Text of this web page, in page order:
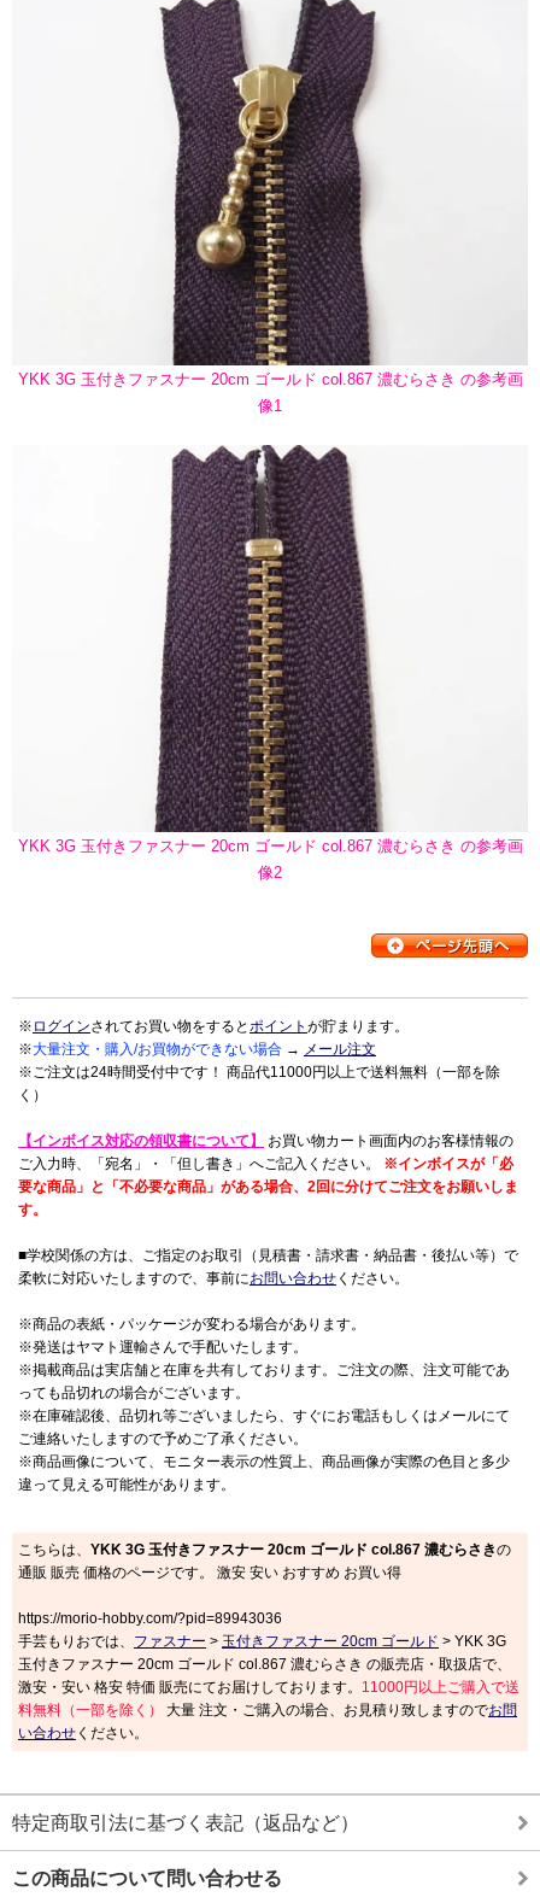
YKK 3G 玉付きファスナー 20cm ゴールド col.867 濃むらさき の参考画
像1
YKK 3G 玉付きファスナー 20cm ゴールド col.867 濃むらさき の参考画
像2
※ ログインされてお買い物をするとポイント が貯まります。
※大量注文・購入/お買物ができない場合 → メール注文
※ご注文は24時間受付中です！ 商品代11000円以上で送料無料（一部を除
く）
【インボイス対応の領収書について】
お買い物カート画面内のお客様情報の
ご入力時、「宛名」・「但し書き」へご記入ください。 ※インボイスが「必
要な商品」と「不必要な商品」がある場合、2回に分けてご注文をお願いしま
す。
■学校関係の方は、ご指定のお取引（見積書・請求書・納品書・後払い等）で
柔軟に対応いたしますので、事前にお問い合わせ ください。
※商品の表紙・パッケージが変わる場合があります。
※発送はヤマト運輸さんで手配いたします。
※掲載商品は実店舗と在庫を共有しております。ご注文の際、注文可能であ
っても品切れの場合がございます。
※在庫確認後、品切れ等ございましたら、すぐにお電話もしくはメールにて
ご連絡いたしますので予めご了承ください。
※商品画像について、モニター表示の性質上、商品画像が実際の色目と多少
違って見える可能性があります。
こちらは、 YKK 3G 玉付きファスナー 20cm ゴールド col.867 濃むらさきの
通販 販売 価格のページです。 激安 安い おすすめ お買い得
https://morio-hobby.com/?pid=89943036
手芸もりおでは、 ファスナー > 玉付きファスナー 20cm ゴールド > YKK 3G
玉付きファスナー 20cm ゴールド col.867 濃むらさき の販売店・取扱店で、
激安・安い 格安 特価 販売にてお届けしております。 11000円以上ご購入で送
料無料（一部を除く）
大量 注文・ご購入の場合、お見積り致しますのでお問
い合わせ ください。
特定商取引法に基づく表記（返品など）
この商品について問い合わせる